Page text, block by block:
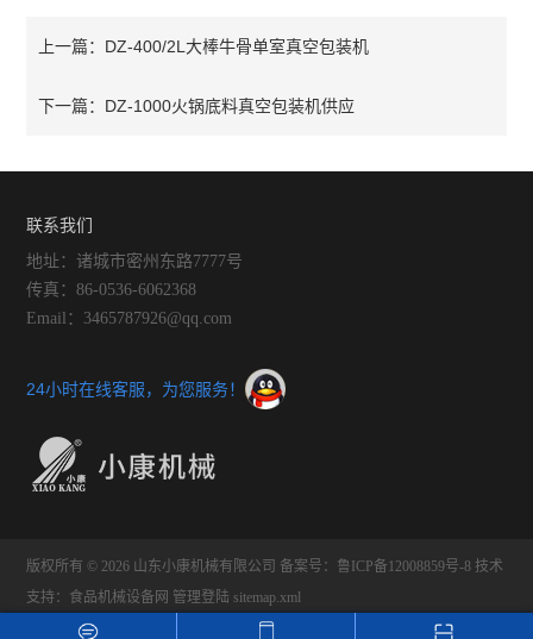
上一篇： DZ-400/2L大棒牛骨单室真空包装机
下一篇： DZ-1000火锅底料真空包装机供应
联系我们
地址：诸城市密州东路7777号
传真：86-0536-6062368
Email：3465787926@qq.com
24小时在线客服，为您服务！
版权所有 © 2026 山东小康机械有限公司 备案号：鲁ICP备12008859号-8 技术
支持： 食品机械设备网 管理登陆 sitemap.xml